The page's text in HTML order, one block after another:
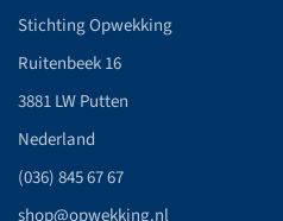
Stichting Opwekking
Ruitenbeek 16
3881 LW Putten
Nederland
(036) 845 67 67
shop@opwekking.nl